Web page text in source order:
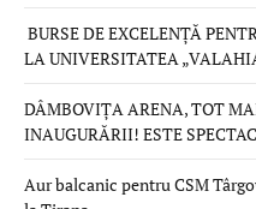
BURSE DE EXCELENȚĂ
LA UNIVERSITATEA
DÂMBOVIȚA ARENA, TOT
INAUGURĂRII! ESTE
Aur balcanic pentru CSM